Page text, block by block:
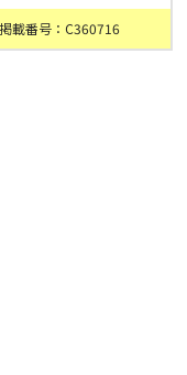
掲載番号：C360716